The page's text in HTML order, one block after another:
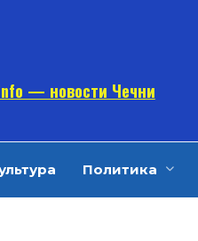
— новости Чечни
Политика